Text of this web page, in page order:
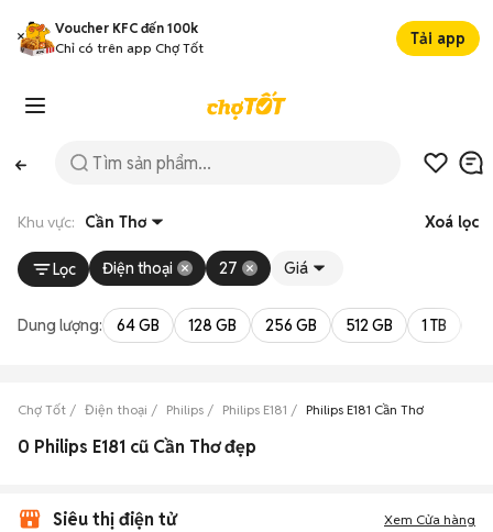
Voucher KFC đến 100k
Chỉ có trên app Chợ Tốt
Tải app
Khu vực: Cần Thơ Xoá lọc
Lọc Điện thoại 27 Giá
Dung lượng: 64 GB 128 GB 256 GB 512 GB 1 TB
Chợ Tốt Điện thoại Philips Philips E181 Philips E181 Cần Thơ
0 Philips E181 cũ Cần Thơ đẹp
Siêu thị điện tử Xem Cửa hàng